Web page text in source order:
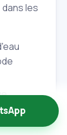
dans les
le